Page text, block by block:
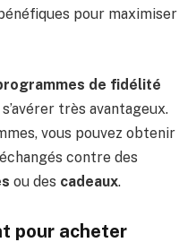
pour maximiser
de fidélité
très avantageux.
vous pouvez obtenir
contre des
ou des cadeaux.
pour acheter